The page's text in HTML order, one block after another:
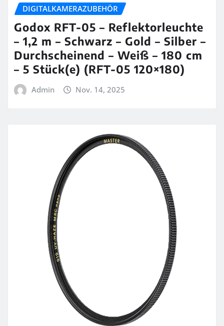
DIGITALKAMERAZUBEHÖR
Godox RFT-05 – Reflektorleuchte
– 1,2 m – Schwarz – Gold – Silber –
Durchscheinend – Weiß – 180 cm
– 5 Stück(e) (RFT-05 120×180)
Admin Nov. 14, 2025